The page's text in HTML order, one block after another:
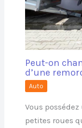
Peut-on
d’une
Auto
Vous
petites roues